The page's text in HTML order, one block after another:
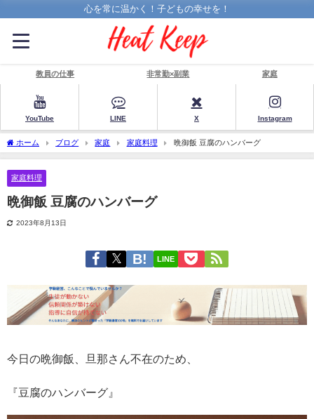
心を常に温かく！子どもの幸せを！
教員の仕事 非常勤×副業 家庭
YouTube LINE X Instagram
ホーム ブログ 家庭 家庭料理 晩御飯 豆腐のハンバーグ
家庭料理
晩御飯 豆腐のハンバーグ
2023年8月13日
LINE
今日の晩御飯、旦那さん不在のため、
『豆腐のハンバーグ』